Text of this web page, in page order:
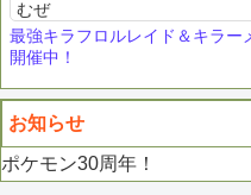
むぜ
最強キラフロルレイド＆キラー
開催中！
お知らせ
ポケモン30周年！